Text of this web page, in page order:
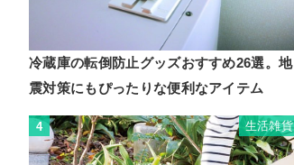
冷蔵庫の転倒防止グッズおすすめ26選。地
震対策にもぴったりな便利なアイテム
4 生活雑貨